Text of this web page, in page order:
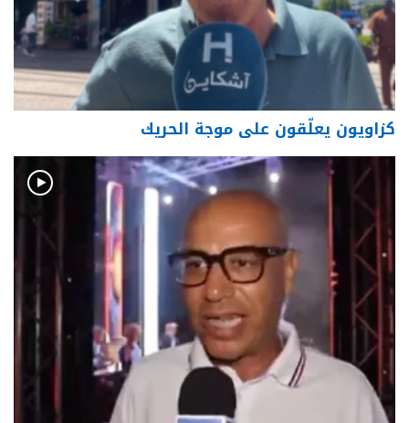
كزاويون يعلّقون على موجة الحريك